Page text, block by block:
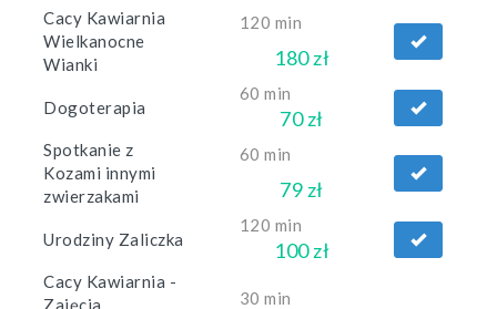
Cacy Kawiarnia
Wielkanocne
Wianki
120 min
180 zł
Dogoterapia
60 min
70 zł
Spotkanie z
Kozami innymi
zwierzakami
60 min
79 zł
Urodziny Zaliczka
120 min
100 zł
Cacy Kawiarnia -
Zajęcia
30 min